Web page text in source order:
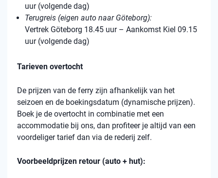
uur (volgende dag)
Terugreis (eigen auto naar Göteborg):
Vertrek Göteborg 18.45 uur – Aankomst Kiel 09.15
uur (volgende dag)
Tarieven overtocht
De prijzen van de ferry zijn afhankelijk van het
seizoen en de boekingsdatum (dynamische prijzen).
Boek je de overtocht in combinatie met een
accommodatie bij ons, dan profiteer je altijd van een
voordeliger tarief dan via de rederij zelf.
Voorbeeldprijzen retour (auto + hut):